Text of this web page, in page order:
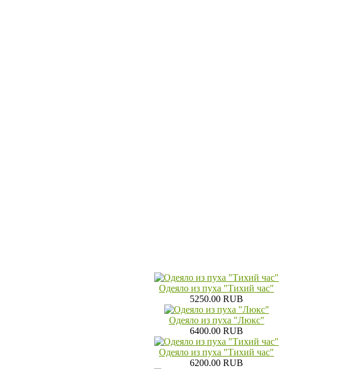
Одеяло из пуха "Тихий час"
5250.00 RUB
Одеяло из пуха "Люкс"
6400.00 RUB
Одеяло из пуха "Тихий час"
6200.00 RUB